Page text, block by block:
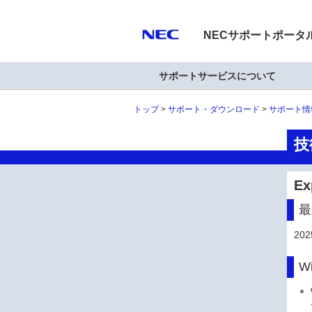
NECサポートポータ
サポートサービスについて
トップ サポート・ダウンロード サポート